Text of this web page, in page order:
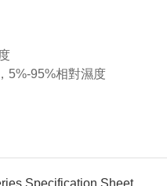
5%-95%相對濕度
Specification Sheet